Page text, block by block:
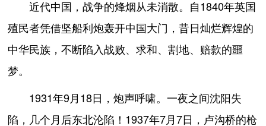
近代中国，战争的烽烟从未消散。自1840年英国
殖民者凭借坚船利炮轰开中国大门，昔日灿烂辉煌的
中华民族，不断陷入战败、求和、割地、赔款的噩
梦。
1931年9月18日，炮声呼啸。一夜之间沈阳失
陷，几个月后东北沦陷！1937年7月7日，卢沟桥的枪